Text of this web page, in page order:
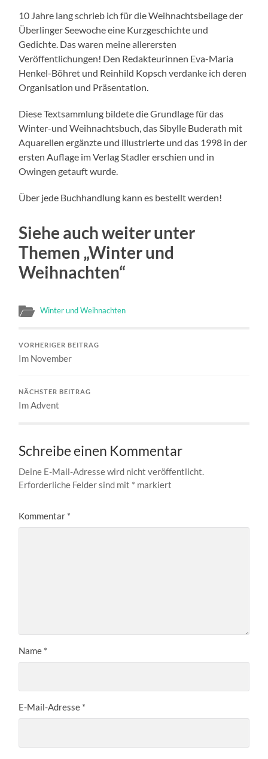
10 Jahre lang schrieb ich für die Weihnachtsbeilage der
Überlinger Seewoche eine Kurzgeschichte und
Gedichte. Das waren meine allerersten
Veröffentlichungen! Den Redakteurinnen Eva-Maria
Henkel-Böhret und Reinhild Kopsch verdanke ich deren
Organisation und Präsentation.
Diese Textsammlung bildete die Grundlage für das
Winter-und Weihnachtsbuch, das Sibylle Buderath mit
Aquarellen ergänzte und illustrierte und das 1998 in der
ersten Auflage im Verlag Stadler erschien und in
Owingen getauft wurde.
Über jede Buchhandlung kann es bestellt werden!
Siehe auch weiter unter
Themen „Winter und
Weihnachten“
Winter und Weihnachten
VORHERIGER BEITRAG
Im November
NÄCHSTER BEITRAG
Im Advent
Schreibe einen Kommentar
Deine E-Mail-Adresse wird nicht veröffentlicht.
Erforderliche Felder sind mit * markiert
Kommentar *
Name *
E-Mail-Adresse *